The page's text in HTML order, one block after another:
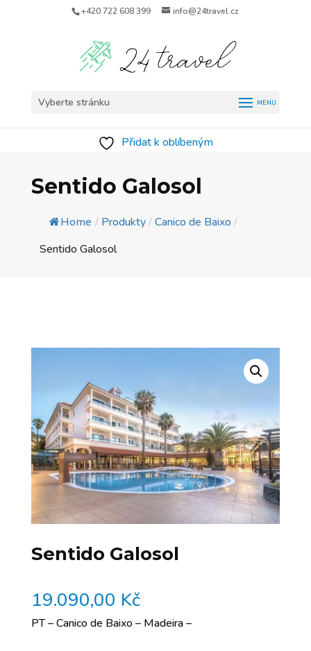
+420 722 608 399 info@24travel.cz
Vyberte stránku
Přidat k oblíbeným
Sentido Galosol
Home / Produkty/Canico de Baixo /
Sentido Galosol
Sentido Galosol
19.090,00 Kč
PT – Canico de Baixo – Madeira –